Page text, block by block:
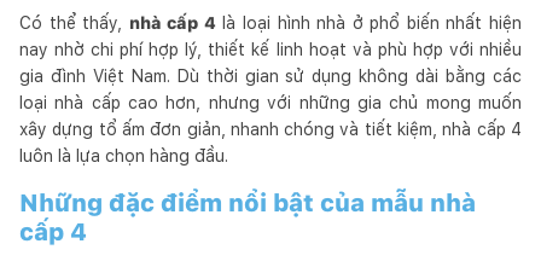
Có thể thấy, nhà cấp 4là loại hình nhà ở phổ biến nhất hiện
nay nhờ chi phí hợp lý, thiết kế linh hoạt và phù hợp với nhiều
gia đình Việt Nam. Dù thời gian sử dụng không dài bằng các
loại nhà cấp cao hơn, nhưng với những gia chủ mong muốn
xây dựng tổ ấm đơn giản, nhanh chóng và tiết kiệm, nhà cấp 4
luôn là lựa chọn hàng đầu.
Những đặc điểm nổi bật của mẫu nhà
cấp 4